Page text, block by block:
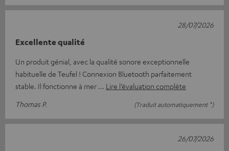
Excellente qualité
Un produit génial, avec la qualité sonore exceptionnelle
habituelle de Teufel ! Connexion Bluetooth parfaitement
stable. Il fonctionne à mer
Lire l’évaluation complète
Thomas P.
(Traduit automatiquement *)
28/07/2026
26/07/2026